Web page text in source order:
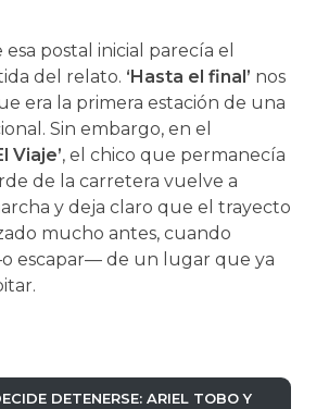
postal inicial parecía el
del relato. ‘Hasta el final’ nos
era la primera estación de una
Sin embargo, en el
Viaje’, el chico que permanecía
de la carretera vuelve a
y deja claro que el trayecto
mucho antes, cuando
escapar— de un lugar que ya
DETENERSE: ARIEL TOBO Y